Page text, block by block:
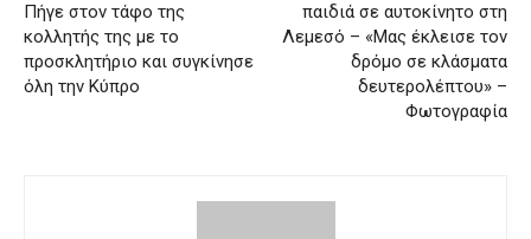
Πήγε στον τάφο της
κολλητής της με το
προσκλητήριο και συγκίνησε
όλη την Κύπρο
παιδιά σε αυτοκίνητο στη
Λεμεσό – «Μας έκλεισε τον
δρόμο σε κλάσματα
δευτερολέπτου» –
Φωτογραφία